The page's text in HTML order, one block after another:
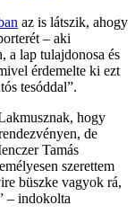
az is látszik, ahogy
– aki
a lap tulajdonosa és
érdemelte ki ezt
tesóddal”.
hogy
de
Tamás
szerettem
büszke vagyok rá,
– indokolta